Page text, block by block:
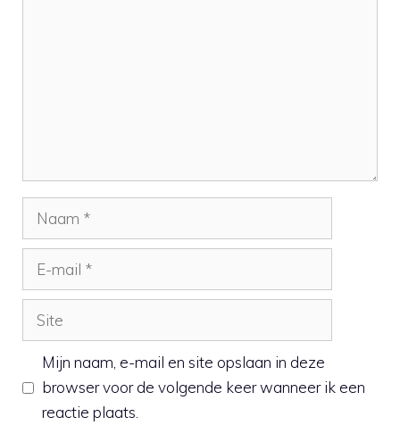
Naam
mail
Site
Mijn naam, e-mail en site opslaan in deze
browser voor de volgende keer wanneer ik een
reactie plaats.